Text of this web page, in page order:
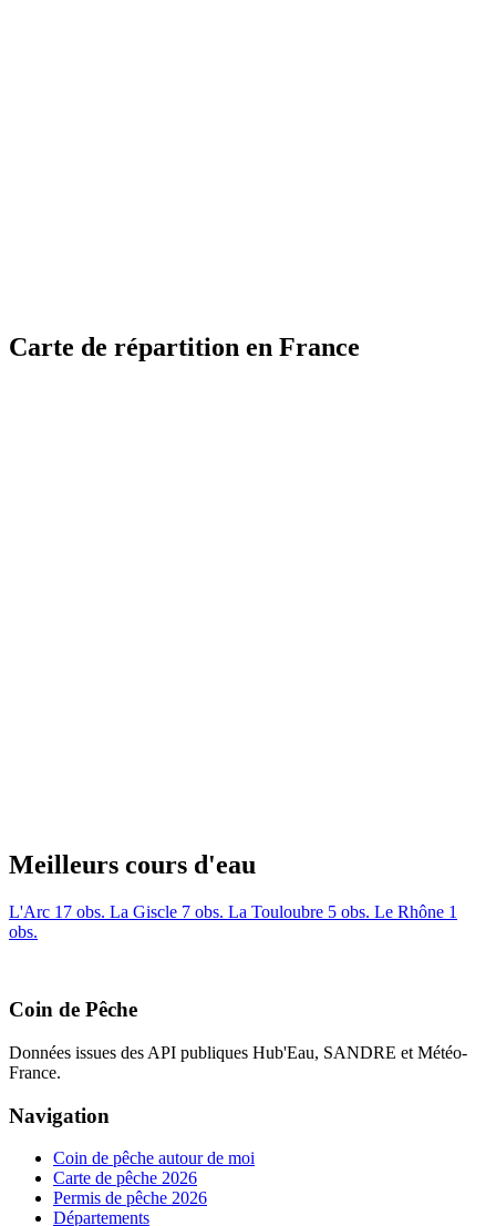
Carte de répartition en France
MapLibre| ©OpenStreetMap
MapLibre| ©OpenStreetMap
Meilleurs cours d'eau
L'Arc 17 obs. La Giscle 7 obs. La Touloubre 5 obs. Le Rhône 1
obs.
Coin de Pêche
Données issues des API publiques Hub'Eau, SANDRE et Météo-
France.
Navigation
Coin de pêche autour de moi
Carte de pêche 2026
Permis de pêche 2026
Départements